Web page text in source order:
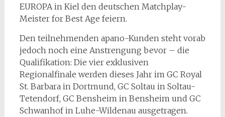
EUROPA in Kiel den deutschen Matchplay-
Meister for Best Age feiern.
Den teilnehmenden apano-Kunden steht vorab
jedoch noch eine Anstrengung bevor – die
Qualifikation: Die vier exklusiven
Regionalfinale werden dieses Jahr im GC Royal
St. Barbara in Dortmund, GC Soltau in Soltau-
Tetendorf, GC Bensheim in Bensheim und GC
Schwanhof in Luhe-Wildenau ausgetragen.